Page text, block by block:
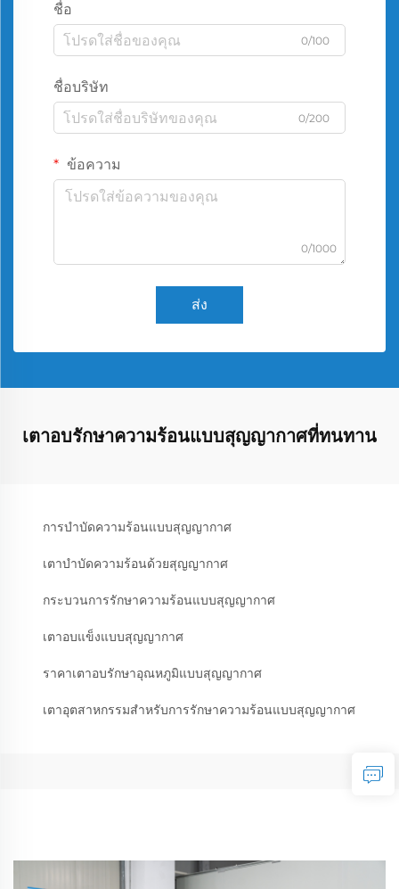
ชื่อ
0/100
ชื่อบริษัท
0/200
ข้อความ
0/1000
ส่ง
เตาอบรักษาความร้อนแบบสุญญากาศที่ทนทาน
การบำบัดความร้อนแบบสุญญากาศ
เตาบำบัดความร้อนด้วยสุญญากาศ
กระบวนการรักษาความร้อนแบบสุญญากาศ
เตาอบแข็งแบบสุญญากาศ
ราคาเตาอบรักษาอุณหภูมิแบบสุญญากาศ
เตาอุตสาหกรรมสำหรับการรักษาความร้อนแบบสุญญากาศ